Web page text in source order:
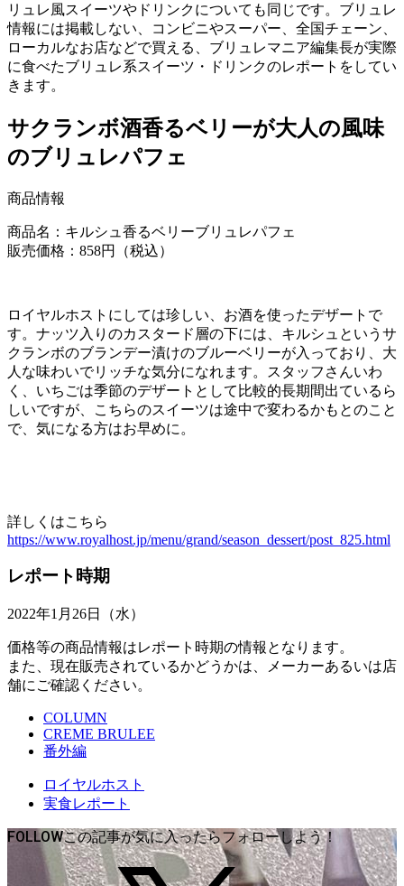
リュレ風スイーツやドリンクについても同じです。ブリュレ
情報には掲載しない、コンビニやスーパー、全国チェーン、
ローカルなお店などで買える、ブリュレマニア編集長が実際
に食べたブリュレ系スイーツ・ドリンクのレポートをしてい
きます。
サクランボ酒香るベリーが大人の風味
のブリュレパフェ
商品情報
商品名：キルシュ香るベリーブリュレパフェ
販売価格：858円（税込）
ロイヤルホストにしては珍しい、お酒を使ったデザートで
す。ナッツ入りのカスタード層の下には、キルシュというサ
クランボのブランデー漬けのブルーベリーが入っており、大
人な味わいでリッチな気分になれます。スタッフさんいわ
く、いちごは季節のデザートとして比較的長期間出ているら
しいですが、こちらのスイーツは途中で変わるかもとのこと
で、気になる方はお早めに。
詳しくはこちら
https://www.royalhost.jp/menu/grand/season_dessert/post_825.html
レポート時期
2022年1月26日（水）
価格等の商品情報はレポート時期の情報となります。
また、現在販売されているかどうかは、メーカーあるいは店
舗にご確認ください。
COLUMN
CREME BRULEE
番外編
ロイヤルホスト
実食レポート
FOLLOW